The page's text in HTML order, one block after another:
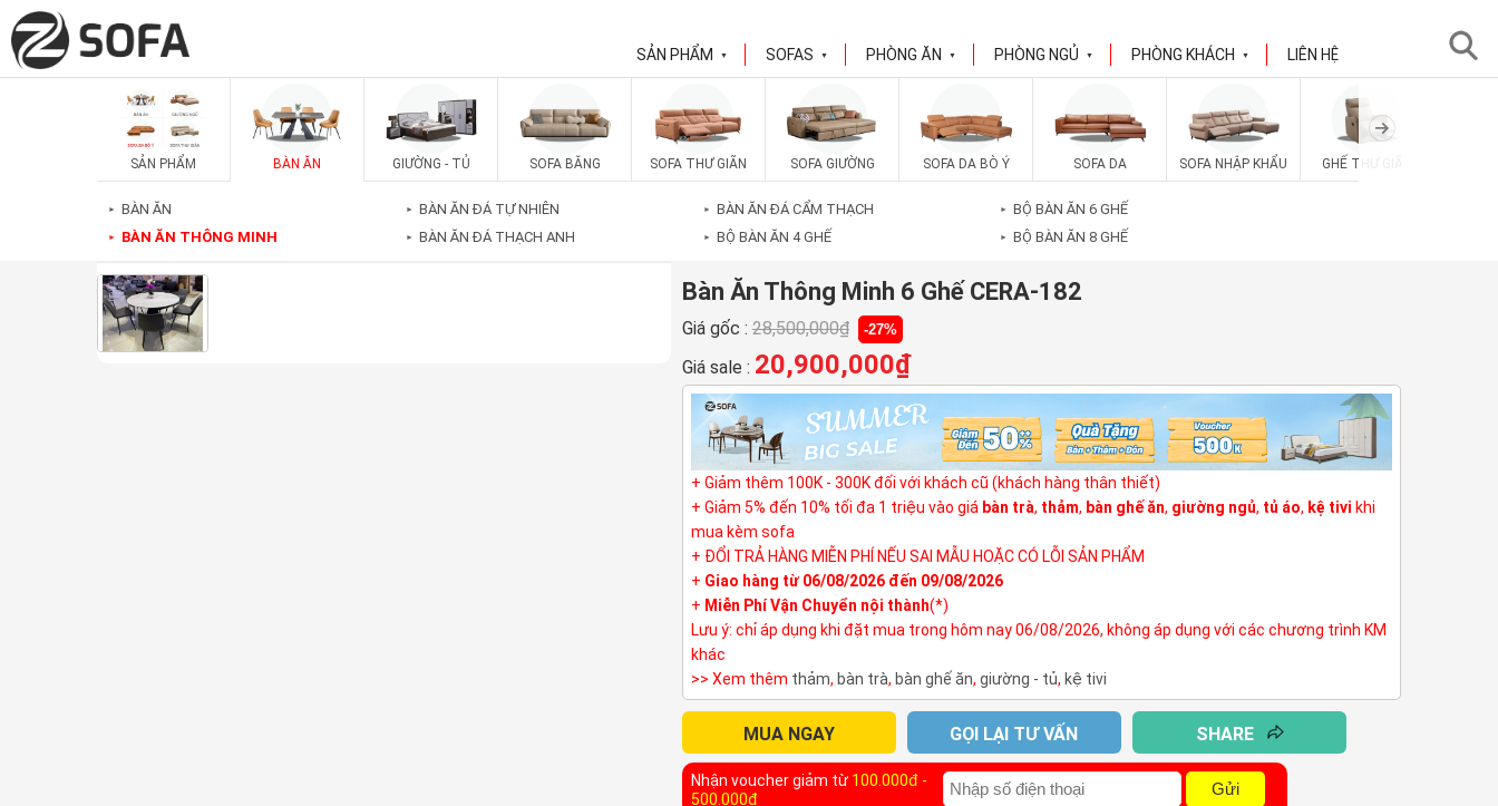
SẢN PHẨM ▼ SOFAS ▼ PHÒNG ĂN ▼ PHÒNG NGỦ ▼ PHÒNG KHÁCH ▼ LIÊN HỆ
SẢN PHẨM BÀN ĂN GIƯỜNG - TỦ SOFA BĂNG SOFA THƯ GIÃN SOFA GIƯỜNG SOFA DA BÒ Ý SOFA DA SOFA NHẬP KHẨU GHẾ THƯ GIÃN
► BÀN ĂN
► BÀN ĂN THÔNG MINH
► BÀN ĂN ĐÁ TỰ NHIÊN
► BÀN ĂN ĐÁ THẠCH ANH
► BÀN ĂN ĐÁ CẨM THẠCH
► BỘ BÀN ĂN 4 GHẾ
► BỘ BÀN ĂN 6 GHẾ
► BỘ BÀN ĂN 8 GHẾ
Bàn Ăn Thông Minh 6 Ghế CERA-182
Giá gốc : 28,500,000₫ -27%
Giá sale : 20,900,000₫
+ Giảm thêm 100K - 300K đối với khách cũ (khách hàng thân thiết)
+ Giảm 5% đến 10% tối đa 1 triệu vào giá bàn trà, thảm, bàn ghế ăn, giường ngủ, tủ áo, kệ tivi khi
mua kèm sofa
+ ĐỔI TRẢ HÀNG MIỄN PHÍ NẾU SAI MẪU HOẶC CÓ LỖI SẢN PHẨM
+ Giao hàng từ 06/08/2026 đến 09/08/2026
+ Miễn Phí Vận Chuyển nội thành(*)
Lưu ý: chỉ áp dụng khi đặt mua trong hôm nay 06/08/2026, không áp dụng với các chương trình KM
khác
>> Xem thêm thảm, bàn trà, bàn ghế ăn, giường - tủ, kệ tivi
MUA NGAY GỌI LẠI TƯ VẤN SHARE
Nhận voucher giảm từ 100.000đ -
500.000đ
Gửi